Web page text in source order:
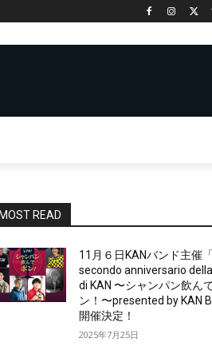
READ
11月６日KANバンド主催
secondo anniversario
di KAN 〜シャンパン飲ん
ン！〜presented by KAN
開催決定！
2025年7月25日